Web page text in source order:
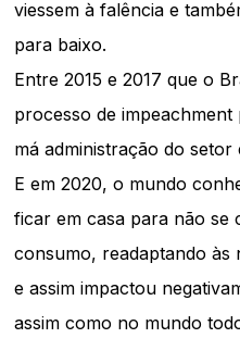
viessem à falência e
para baixo.
Entre 2015 e 2017 que o
processo de
má administração do setor
E em 2020, o mundo
ficar em casa para não se
consumo, readaptando às
e assim impactou
assim como no mundo